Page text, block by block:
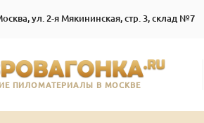
ул. 2-я Мякининская, стр. 3, склад №7
ПИЛОМАТЕРИАЛЫ В МОСКВЕ